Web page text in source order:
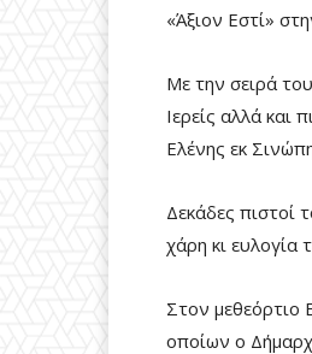
«Άξιον Εστί»
Με την σειρά
Ιερείς αλλά και
Ελένης εκ
Δεκάδες πιστοί
χάρη κι ευλογία
Στον μεθεόρτιο
οποίων ο